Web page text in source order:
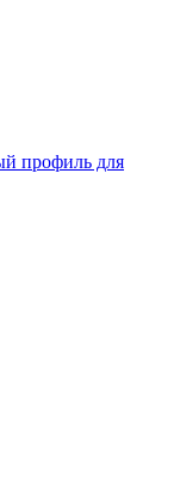
профиль для